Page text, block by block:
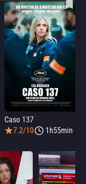
Caso 137
7.2/10
1h55min